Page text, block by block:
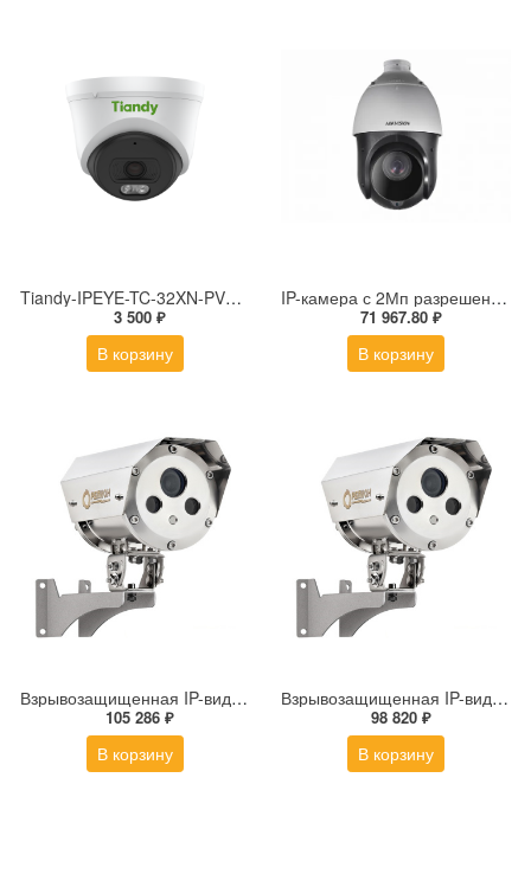
Tiandy-IPEYE-TC-32XN-PVZ 2Мп купольная «турель» IP камера с фиксированным объективом, серия SPARK со встроенным агентом IPEYE для ПВЗ
3 500 ₽
В корзину
IP-камера с 2Мп разрешением DS-2DE4225IW-DE(S5)
71 967.80 ₽
В корзину
Взрывозащищенная IP-видеокамера Релион Релион-Exd-Н-100-ИК-IP5Мп2.7-13.5Z-PoE-SD-МК-TR
105 286 ₽
В корзину
Взрывозащищенная IP-видеокамера Релион Релион-Exd-Н-100-ИК-IP5Мп2.8mm-PoE-МК-TR
98 820 ₽
В корзину